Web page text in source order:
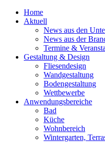
Home
Aktuell
News aus den
News aus der
Termine &
Gestaltung & Design
Fliesendesign
Wandgestaltung
Bodengestaltung
Wettbewerbe
Anwendungsbereiche
Bad
Küche
Wohnbereich
Wintergarten,